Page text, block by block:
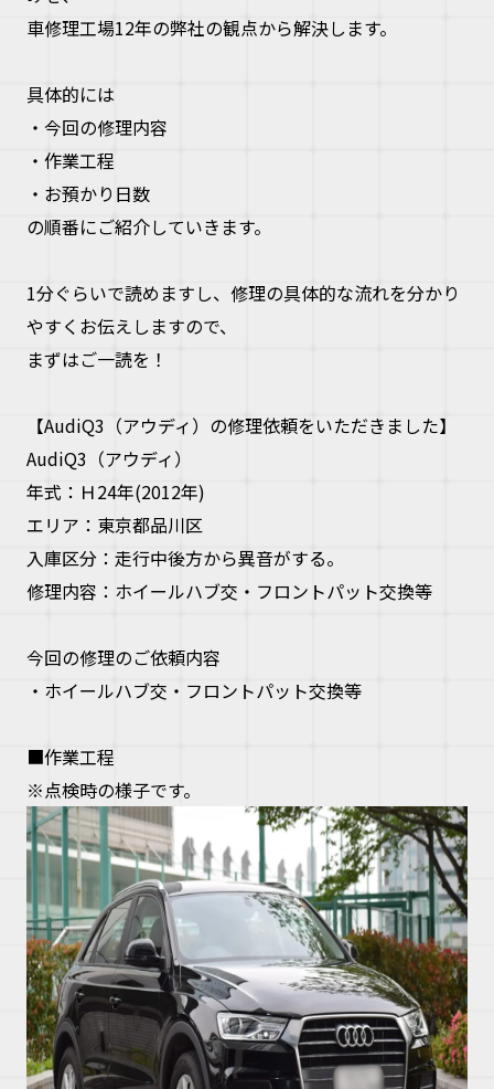
10:00〜
車修理工場12年の弊社の観点から解決します。
具体的には
・今回の修理内容
・作業工程
・お預かり日数
の順番にご紹介していきます。
1分ぐらいで読めますし、修理の具体的な流れを分かり
やすくお伝えしますので、
まずはご一読を！
【AudiQ3（アウディ）の修理依頼をいただきました】
AudiQ3（アウディ）
年式：Ｈ24年(2012年)
エリア：東京都品川区
入庫区分：走行中後方から異音がする。
修理内容：ホイールハブ交・フロントパット交換等
今回の修理のご依頼内容
・ホイールハブ交・フロントパット交換等
■作業工程
※点検時の様子です。